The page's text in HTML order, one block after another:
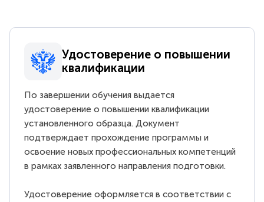
Удостоверение о повышении
квалификации
По завершении обучения выдается
удостоверение о повышении квалификации
установленного образца. Документ
подтверждает прохождение программы и
освоение новых профессиональных компетенций
в рамках заявленного направления подготовки.
Удостоверение оформляется в соответствии с